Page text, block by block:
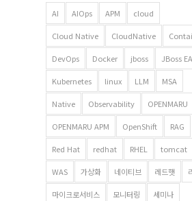
AI AIOps APM cloud
Cloud Native CloudNative
DevOps Docker jboss JBoss
Kubernetes linux LLM MSA
Native Observability OPENMARU
OPENMARU APM OpenShift RAG
Red Hat redhat RHEL tomcat
WAS 가상화 네이티브 레드햇
마이크로서비스 모니터링 세미나